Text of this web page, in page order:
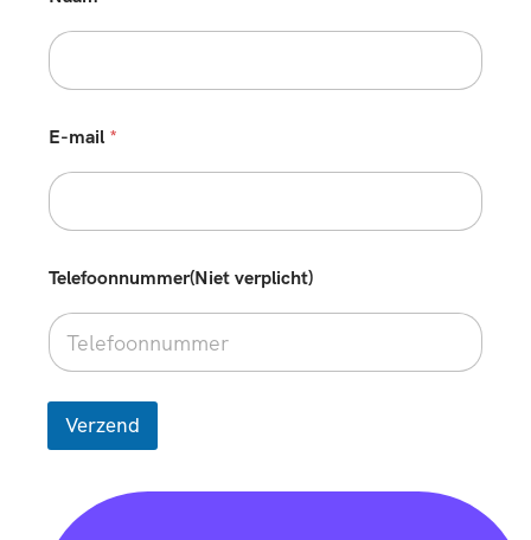
E-mail *
Telefoonnummer(Niet verplicht)
Verzend